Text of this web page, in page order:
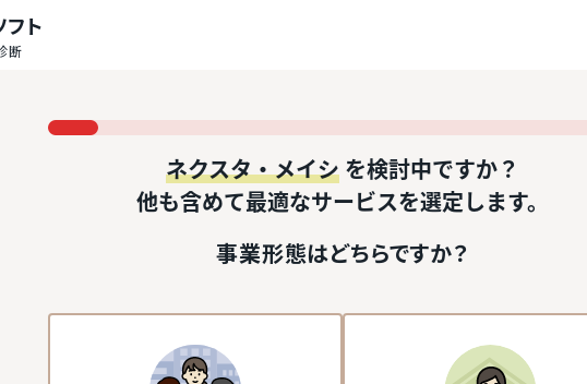
ト
断
ネクスタ・メイシ を検討中ですか？
他も含めて最適なサービスを選定します。
事業形態はどちらですか？